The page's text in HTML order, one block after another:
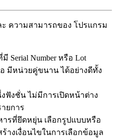
ะ ความสามารถของ โปรแกรม
Serial Number หรือ Lot
มีหน่วยคู่ขนาน ได้อย่างดีทั้ง
ฟังชั่น ไม่มีการเปิดหน้าต่าง
ยการ
รที่ยึดหยุ่น เลือกรูปแบบหรือ
างเงื่อนไขในการเลือกข้อมูล